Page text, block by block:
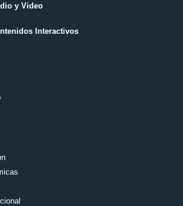
y Video
Interactivos